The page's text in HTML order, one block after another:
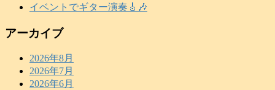
イベントでギター演奏🎸🎶
アーカイブ
2026年8月
2026年7月
2026年6月